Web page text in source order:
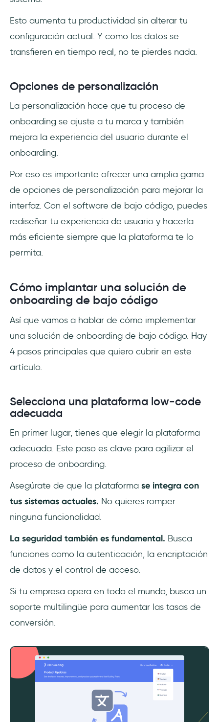
Esto aumenta tu productividad sin alterar tu
configuración actual. Y como los datos se
transfieren en tiempo real, no te pierdes nada.
Opciones de personalización
La personalización hace que tu proceso de
onboarding se ajuste a tu marca y también
mejora la experiencia del usuario durante el
onboarding.
Por eso es importante ofrecer una amplia gama
de opciones de personalización para mejorar la
interfaz. Con el software de bajo código, puedes
rediseñar tu experiencia de usuario y hacerla
más eficiente siempre que la plataforma te lo
permita.
Cómo implantar una solución de
onboarding de bajo código
Así que vamos a hablar de cómo implementar
una solución de onboarding de bajo código. Hay
4 pasos principales que quiero cubrir en este
artículo.
Selecciona una plataforma low-code
adecuada
En primer lugar, tienes que elegir la plataforma
adecuada. Este paso es clave para agilizar el
proceso de onboarding.
Asegúrate de que la plataforma se integra con
tus sistemas actuales. No quieres romper
ninguna funcionalidad.
La seguridad también es fundamental. Busca
funciones como la autenticación, la encriptación
de datos y el control de acceso.
Si tu empresa opera en todo el mundo, busca un
soporte multilingüe para aumentar las tasas de
conversión.